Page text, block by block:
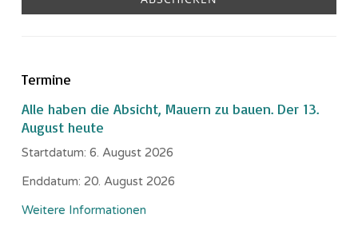
Termine
Alle haben die Absicht, Mauern zu bauen. Der 13.
August heute
Startdatum: 6. August 2026
Enddatum: 20. August 2026
Weitere Informationen